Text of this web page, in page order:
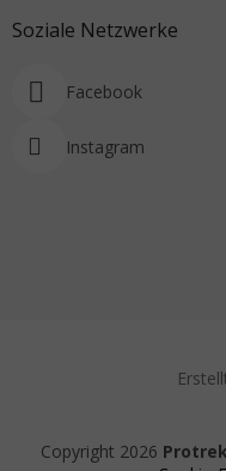
Soziale Netzwerke
Facebook
Instagram
Copyright 2026